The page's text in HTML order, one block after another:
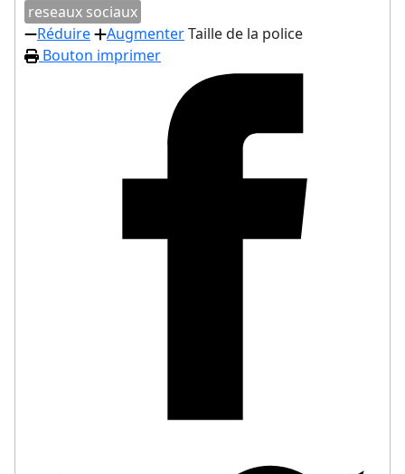
reseaux sociaux
Réduire
AugmenterTaille de la police
Bouton imprimer